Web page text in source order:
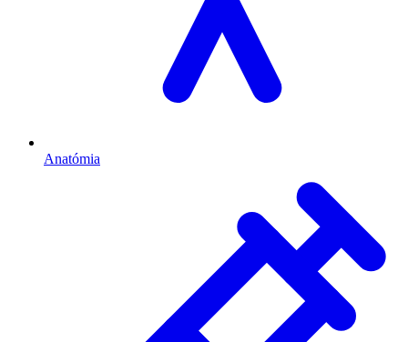
Anatómia